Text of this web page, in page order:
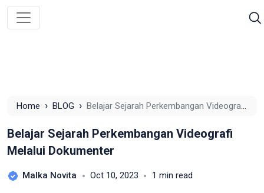
Home › BLOG › Belajar Sejarah Perkembangan Videografi
Belajar Sejarah Perkembangan Videografi
Melalui Dokumenter
Malka Novita Oct 10, 2023 1 min read